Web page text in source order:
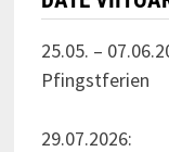
25.05. –
Pfingstferien
29.07.2026: